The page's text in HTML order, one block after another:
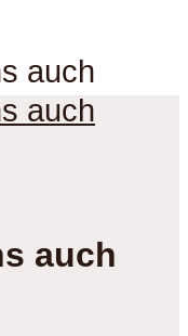
auch
auch
auch